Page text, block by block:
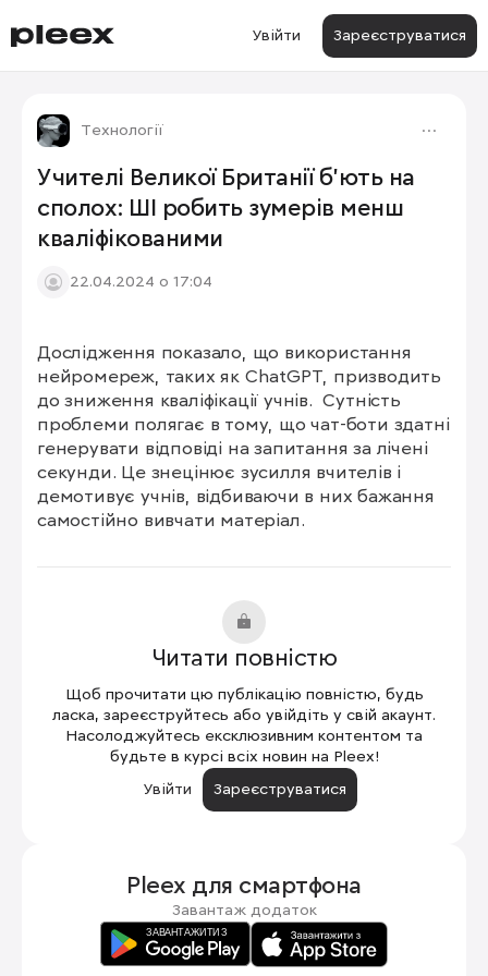
Увійти Зареєструватися
Технології
Учителі Великої Британії б'ють на
сполох: ШІ робить зумерів менш
кваліфікованими
22.04.2024 о 17:04
Дослідження показало, що використання
нейромереж, таких як ChatGPT, призводить
до зниження кваліфікації учнів.  Сутність
проблеми полягає в тому, що чат-боти здатні
генерувати відповіді на запитання за лічені
секунди. Це знецінює зусилля вчителів і
демотивує учнів, відбиваючи в них бажання
самостійно вивчати матеріал.
Читати повністю
Щоб прочитати цю публікацію повністю, будь
ласка, зареєструйтесь або увійдіть у свій акаунт.
Насолоджуйтесь ексклюзивним контентом та
будьте в курсі всіх новин на Pleex!
Увійти
Зареєструватися
Pleex для смартфона
Завантаж додаток